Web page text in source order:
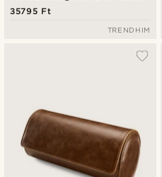
- 8 rekeszes
35795 Ft
TRENDHIM